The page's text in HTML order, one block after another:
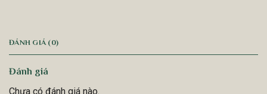
ĐÁNH GIÁ (0)
Đánh giá
Chưa có đánh giá nào.